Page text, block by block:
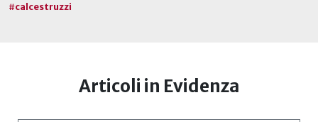
#calcestruzzi
Articoli in Evidenza